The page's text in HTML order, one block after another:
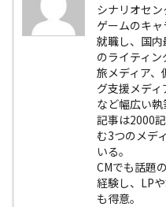
シナリオセ
ゲームのキ
就職し、国
のライティン
旅メディア、
グ支援メデ
など幅広い
記事は2000
む3つのメデ
いる。
CMでも話題
経験し、LP
も得意。